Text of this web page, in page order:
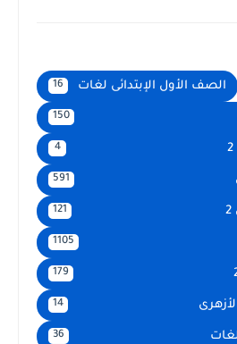
الصف الأول الإبتدائى لغات 16
150
4
591
121
1105
179
14
36